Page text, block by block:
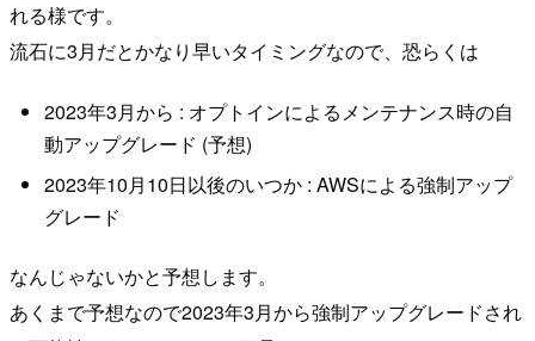
れる様です。
流石に3月だとかなり早いタイミングなので、恐らくは
2023年3月から : オプトインによるメンテナンス時の自
動アップグレード (予想)
2023年10月10日以後のいつか : AWSによる強制アップ
グレード
なんじゃないかと予想します。
あくまで予想なので2023年3月から強制アップグレードされ